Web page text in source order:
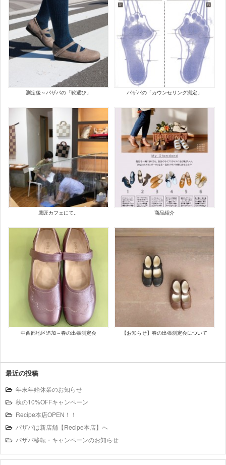
測定後～パザパの「靴選び」 パザパの「カウンセリング測定」
鷹匠カフェにて。 商品紹介
中西部地区追加～春の出張測定会 【お知らせ】春の出張測定会について
最近の投稿
年末年始休業のお知らせ
秋の10%OFFキャンペーン
Recipe本店OPEN！！
パザパは新店舗【Recipe本店】へ
パザパ移転・キャンペーンのお知らせ